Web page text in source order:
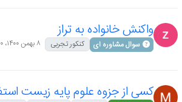
واکنش خانواده به تراز
سوال مشاوره ای کنکور تجربی ۸ بهمن ۱۴۰۰،‏ ۱۴:۵۰
کسی از جزوه علوم پایه زیست